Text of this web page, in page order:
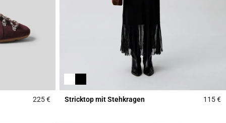
225 €5 out of 5 Customer Rating
Stricktop mit Stehkragen 115 €